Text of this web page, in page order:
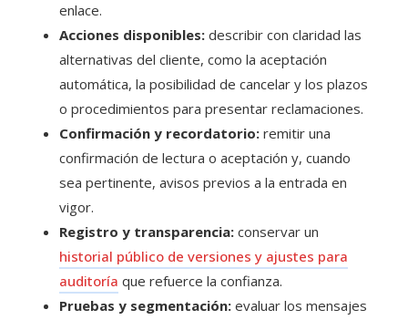
enlace.
Acciones disponibles: describir con claridad las
alternativas del cliente, como la aceptación
automática, la posibilidad de cancelar y los plazos
o procedimientos para presentar reclamaciones.
Confirmación y recordatorio: remitir una
confirmación de lectura o aceptación y, cuando
sea pertinente, avisos previos a la entrada en
vigor.
Registro y transparencia: conservar un
historial público de versiones y ajustes para
auditoría que refuerce la confianza.
Pruebas y segmentación: evaluar los mensajes